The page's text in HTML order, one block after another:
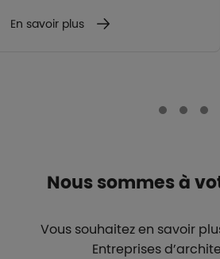
En savoir plus
TitreNous sommes à
Description
Vous souhaitez en savoir
Entreprises